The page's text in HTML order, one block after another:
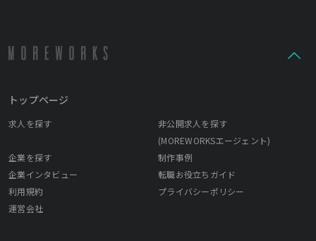
れたヒントを見つけるべく、社員同士の雑談ミーティングを実施
しています。
トップページ
求人を探す
非公開求人を探す
(MOREWORKSエージェント)
企業を探す
制作事例
企業インタビュー
転職お役立ちガイド
利用規約
プライバシーポリシー
運営会社